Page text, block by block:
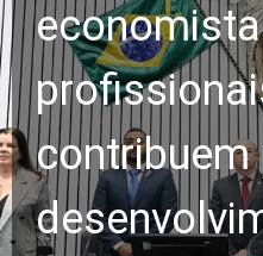
contribuem